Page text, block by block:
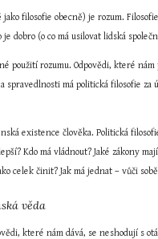
filosofie obecně) je rozum.
dobro (o co má usilovat lidská
použití rozumu. Odpovědi, které
spravedlnosti má politická filosofie
existence člověka. Politická
Kdo má vládnout? Jaké zákony
celek činit? Jak má jednat – vůči
věda
které nám dává, se neshodují s